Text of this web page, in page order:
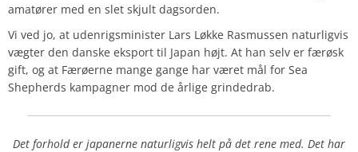
amatører med en slet skjult dagsorden.
Vi ved jo, at udenrigsminister Lars Løkke Rasmussen naturligvis
vægter den danske eksport til Japan højt. At han selv er færøsk
gift, og at Færøerne mange gange har været mål for Sea
Shepherds kampagner mod de årlige grindedrab.
Det forhold er japanerne naturligvis helt på det rene med. Det har